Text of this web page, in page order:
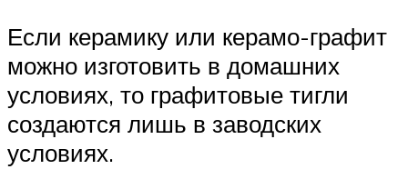
Если керамику или керамо-графит
можно изготовить в домашних
условиях, то графитовые тигли
создаются лишь в заводских
условиях.